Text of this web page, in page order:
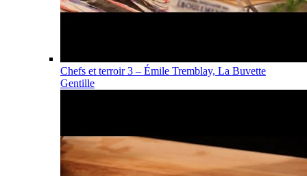
Chefs et terroir 3 – Émile Tremblay, La Buvette
Gentille